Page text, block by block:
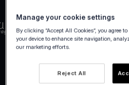
Manage your cookie settings
By clicking “Accept All Cookies”, you agree
your device to enhance site navigation,
our marketing efforts.
Reject All